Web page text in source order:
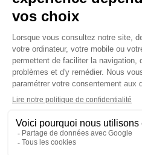
Portes Ouvertes Véranda
Une ombre avec une
portes ouvertes véranda
Nous Suivre